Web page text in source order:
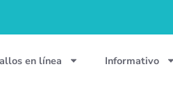
en línea Informativo